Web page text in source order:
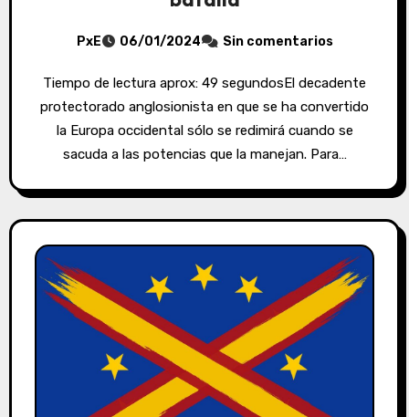
PxE 06/01/2024 Sin comentarios
Tiempo de lectura aprox: 49 segundosEl decadente
protectorado anglosionista en que se ha convertido
la Europa occidental sólo se redimirá cuando se
sacuda a las potencias que la manejan. Para…